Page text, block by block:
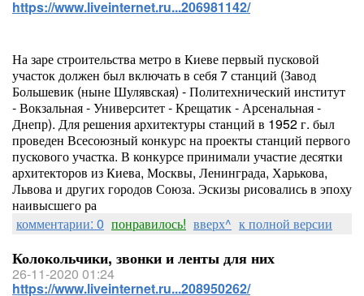
https://www.liveinternet.ru...206981142/
На заре строительства метро в Киеве первый пусковой
участок должен был включать в себя 7 станций (Завод
Большевик (ныне Шулявская) - Политехнический институт
- Вокзальная - Университет - Крещатик - Арсенальная -
Днепр). Для решения архитектуры станций в 1952 г. был
проведен Всесоюзный конкурс на проекты станций первого
пускового участка. В конкурсе принимали участие десятки
архитекторов из Киева, Москвы, Ленинграда, Харькова,
Львова и других городов Союза. Эскизы рисовались в эпоху
наивысшего ра
комментарии: 0 понравилось! вверх^ к полной версии
Колокольчики, звонки и ленты для них
26-11-2020 01:24
https://www.liveinternet.ru...208950262/